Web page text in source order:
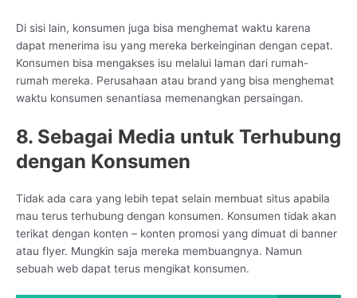
Di sisi lain, konsumen juga bisa menghemat waktu karena
dapat menerima isu yang mereka berkeinginan dengan cepat.
Konsumen bisa mengakses isu melalui laman dari rumah-
rumah mereka. Perusahaan atau brand yang bisa menghemat
waktu konsumen senantiasa memenangkan persaingan.
8. Sebagai Media untuk Terhubung
dengan Konsumen
Tidak ada cara yang lebih tepat selain membuat situs apabila
mau terus terhubung dengan konsumen. Konsumen tidak akan
terikat dengan konten – konten promosi yang dimuat di banner
atau flyer. Mungkin saja mereka membuangnya. Namun
sebuah web dapat terus mengikat konsumen.